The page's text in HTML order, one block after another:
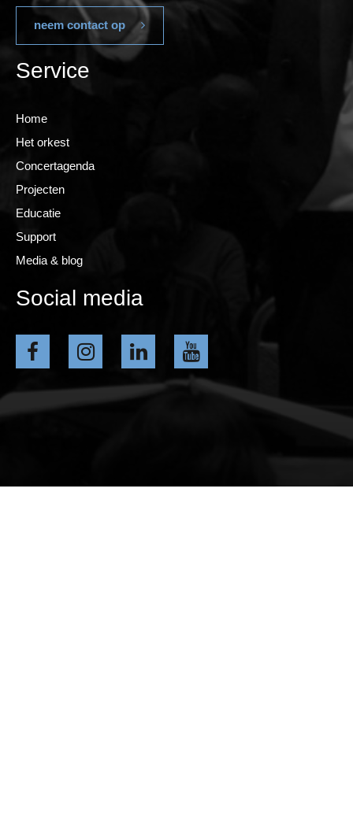
neem contact op
Service
Home
Het orkest
Concertagenda
Projecten
Educatie
Support
Media & blog
Social media